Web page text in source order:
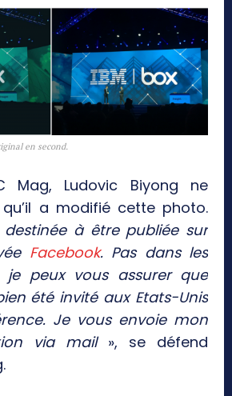
en second.
Mag, Ludovic Biyong ne
a modifié cette photo.
destinée à être publiée sur
Facebook. Pas dans les
je peux vous assurer que
été invité aux Etats-Unis
Je vous envoie mon
via mail», se défend